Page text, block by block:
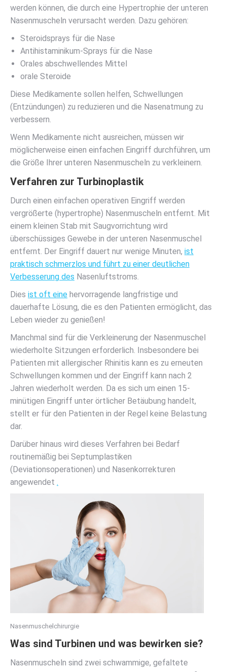
werden können, die durch eine Hypertrophie der unteren
Nasenmuscheln verursacht werden. Dazu gehören:
Steroidsprays für die Nase
Antihistaminikum-Sprays für die Nase
Orales abschwellendes Mittel
orale Steroide
Diese Medikamente sollen helfen, Schwellungen
(Entzündungen) zu reduzieren und die Nasenatmung zu
verbessern.
Wenn Medikamente nicht ausreichen, müssen wir
möglicherweise einen einfachen Eingriff durchführen, um
die Größe Ihrer unteren Nasenmuscheln zu verkleinern.
Verfahren zur Turbinoplastik
Durch einen einfachen operativen Eingriff werden
vergrößerte (hypertrophe) Nasenmuscheln entfernt. Mit
einem kleinen Stab mit Saugvorrichtung wird
überschüssiges Gewebe in der unteren Nasenmuschel
entfernt. Der Eingriff dauert nur wenige Minuten, ist
praktisch schmerzlos und führt zu einer deutlichen
Verbesserung des Nasenluftstroms.
Dies ist oft eine hervorragende langfristige und
dauerhafte Lösung, die es den Patienten ermöglicht, das
Leben wieder zu genießen!
Manchmal sind für die Verkleinerung der Nasenmuschel
wiederholte Sitzungen erforderlich. Insbesondere bei
Patienten mit allergischer Rhinitis kann es zu erneuten
Schwellungen kommen und der Eingriff kann nach 2
Jahren wiederholt werden. Da es sich um einen 15-
minütigen Eingriff unter örtlicher Betäubung handelt,
stellt er für den Patienten in der Regel keine Belastung
dar.
Darüber hinaus wird dieses Verfahren bei Bedarf
routinemäßig bei Septumplastiken
(Deviationsoperationen) und Nasenkorrekturen
angewendet .
Nasenmuschelchirurgie
Was sind Turbinen und was bewirken sie?
Nasenmuscheln sind zwei schwammige, gefaltete